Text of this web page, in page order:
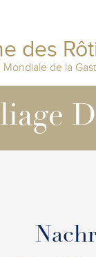
des
Mondiale de la